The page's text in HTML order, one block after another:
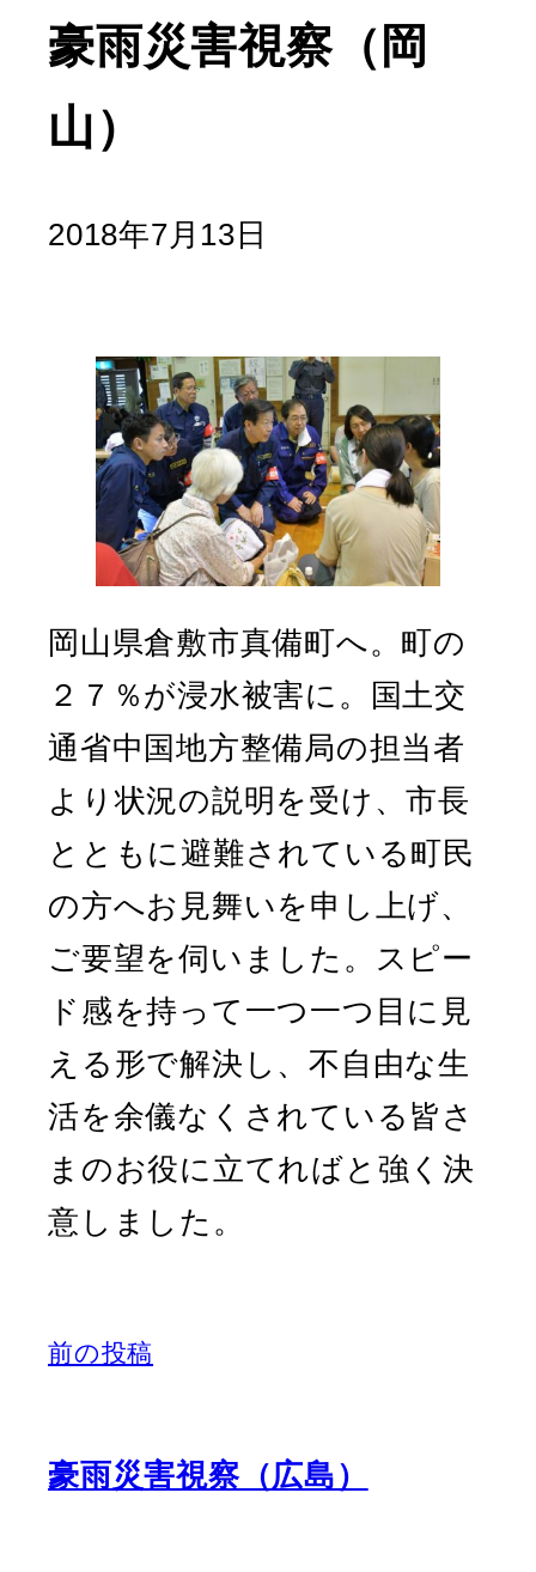
豪雨災害視察（岡
山）
2018年7月13日
岡山県倉敷市真備町へ。町の
２７％が浸水被害に。国土交
通省中国地方整備局の担当者
より状況の説明を受け、市長
とともに避難されている町民
の方へお見舞いを申し上げ、
ご要望を伺いました。スピー
ド感を持って一つ一つ目に見
える形で解決し、不自由な生
活を余儀なくされている皆さ
まのお役に立てればと強く決
意しました。
前の投稿
豪雨災害視察（広島）